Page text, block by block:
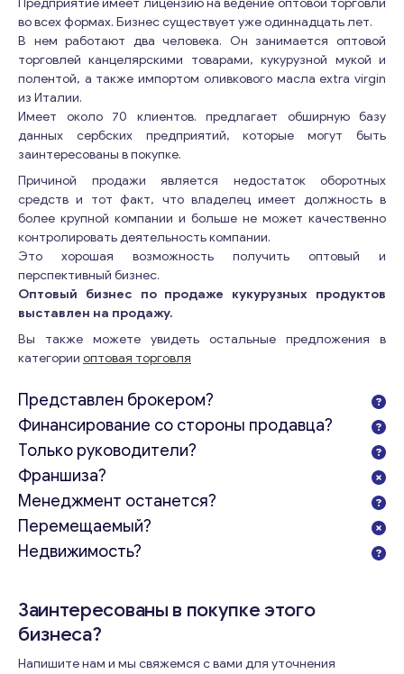
Предприятие имеет лицензию на ведение оптовой торговли
во всех формах. Бизнес существует уже одиннадцать лет.
В нем работают два человека. Он занимается оптовой
торговлей канцелярскими товарами, кукурузной мукой и
полентой, а также импортом оливкового масла extra virgin
из Италии.
Имеет около 70 клиентов. предлагает обширную базу
данных сербских предприятий, которые могут быть
заинтересованы в покупке.
Причиной продажи является недостаток оборотных
средств и тот факт, что владелец имеет должность в
более крупной компании и больше не может качественно
контролировать деятельность компании.
Это хорошая возможность получить оптовый и
перспективный бизнес.
Оптовый бизнес по продаже кукурузных продуктов
выставлен на продажу.
Вы также можете увидеть остальные предложения в
категории оптовая торговля
Представлен брокером?
Финансирование со стороны продавца?
Только руководители?
Франшиза?
Менеджмент останется?
Перемещаемый?
Недвижимость?
Заинтересованы в покупке этого
бизнеса?
Напишите нам и мы свяжемся с вами для уточнения